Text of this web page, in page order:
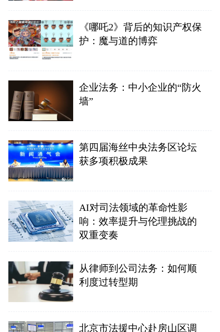
《哪吒2》背后的知识产权保
护：魔与道的博弈
企业法务：中小企业的“防火
墙”
第四届海丝中央法务区论坛
获多项积极成果
AI对司法领域的革命性影
响：效率提升与伦理挑战的
双重变奏
从律师到公司法务：如何顺
利度过转型期
北京市法援中心赴房山区调